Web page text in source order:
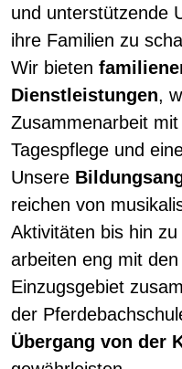
und unterstützende
ihre Familien zu
Wir bieten
Dienstleistungen,
Zusammenarbeit
Tagespflege und
Unsere
reichen von
Aktivitäten bis hin
arbeiten eng mit
Einzugsgebiet
der
Übergang von der